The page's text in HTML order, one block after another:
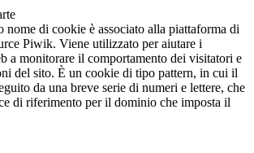
nome di cookie è associato alla piattaforma di
Piwik. Viene utilizzato per aiutare i
a monitorare il comportamento dei visitatori e
del sito. È un cookie di tipo pattern, in cui il
da una breve serie di numeri e lettere, che
di riferimento per il dominio che imposta il